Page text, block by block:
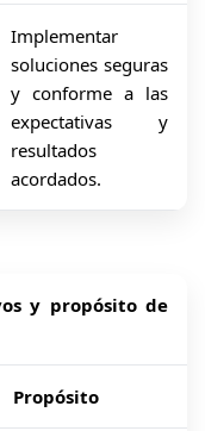
Implementar
soluciones seguras
y conforme a las
expectativas y
resultados
acordados.
y propósito de
Propósito